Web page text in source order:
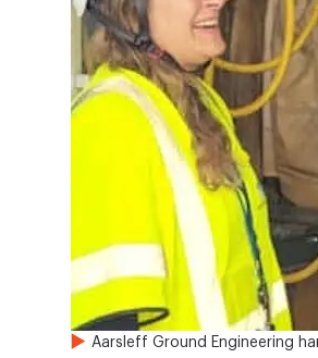
Aarsleff Ground Engineering